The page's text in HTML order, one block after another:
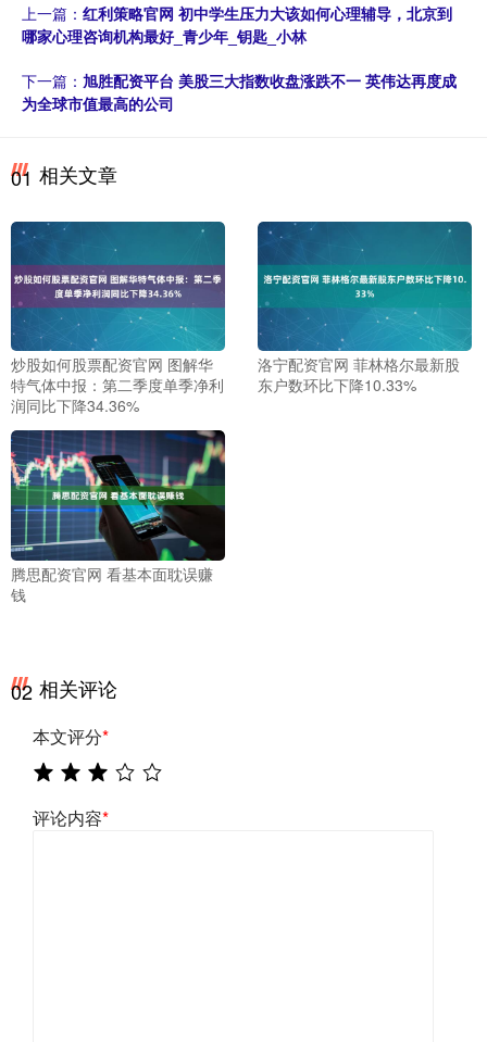
上一篇： 红利策略官网 初中学生压力大该如何心理辅导，北京到
哪家心理咨询机构最好_青少年_钥匙_小林
下一篇： 旭胜配资平台 美股三大指数收盘涨跌不一 英伟达再度成
为全球市值最高的公司
01 相关文章
炒股如何股票配资官网 图解华
特气体中报：第二季度单季净利
润同比下降34.36%
洛宁配资官网 菲林格尔最新股
东户数环比下降10.33%
腾思配资官网 看基本面耽误赚
钱
02 相关评论
本文评分*
评论内容*